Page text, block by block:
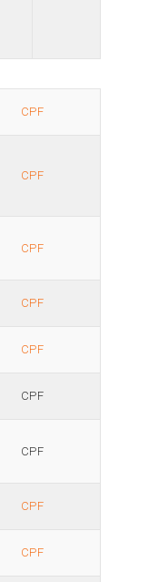
CPF
CPF
CPF
CPF
CPF
CPF
CPF
CPF
CPF